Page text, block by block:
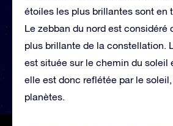
étoiles les plus brillantes sont en
Le zebban du nord est considéré
plus brillante de la constellation.
est située sur le chemin du soleil
elle est donc reflétée par le
planètes.